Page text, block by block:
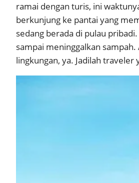
ramai dengan turis, ini
berkunjung ke pantai yang
sedang berada di pulau
sampai meninggalkan
lingkungan, ya. Jadilah traveler